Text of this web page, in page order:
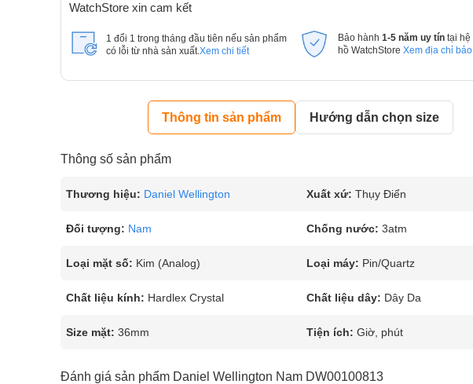
WatchStore xin cam kết
1 đổi 1 trong tháng đầu tiên nếu sản phẩm
có lỗi từ nhà sản xuất. Xem chi tiết
Bảo hành 1-5 năm uy tín tại hệ
hồ WatchStore Xem địa chỉ
Thông tin sản phẩm Hướng dẫn chọn size
Thông số sản phẩm
Thương hiệu: Daniel Wellington Xuất xứ: Thụy Điển
Đối tượng: Nam Chống nước: 3atm
Loại mặt số: Kim (Analog) Loại máy: Pin/Quartz
Chất liệu kính: Hardlex Crystal Chất liệu dây: Dây Da
Size mặt: 36mm Tiện ích: Giờ, phút
Đánh giá sản phẩm Daniel Wellington Nam DW00100813